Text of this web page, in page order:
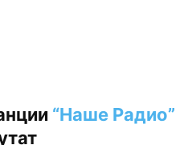
“Наше Радио”